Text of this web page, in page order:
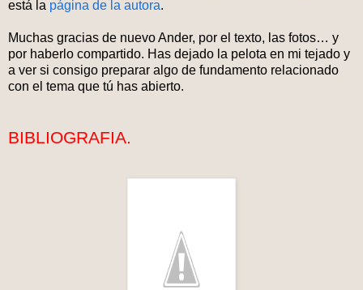
está la página de la autora.
Muchas gracias de nuevo Ander, por el texto, las fotos… y
por haberlo compartido. Has dejado la pelota en mi tejado y
a ver si consigo preparar algo de fundamento relacionado
con el tema que tú has abierto.
BIBLIOGRAFIA.